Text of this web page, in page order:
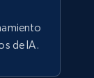
Now
de IA.